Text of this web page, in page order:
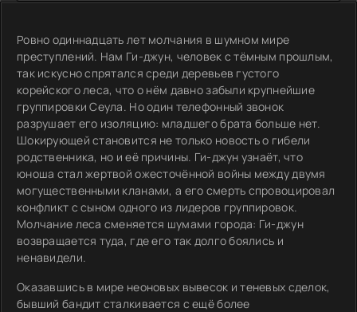
Ровно одиннадцать лет молчания в шумном мире
преступлений. Нам Ги-джун, человек с тёмным прошлым,
так искусно спрятался среди деревьев густого
корейского леса, что о нём давно забыли крупнейшие
группировки Сеула. Но один телефонный звонок
разрушает его изоляцию: младшего брата больше нет.
Шокирующей становится не только новость о гибели
родственника, но и её причины. Ги-джун узнаёт, что
юноша стал жертвой ожесточённой войны между двумя
могущественными кланами, а его смерть спровоцировал
конфликт с сыном одного из лидеров группировок.
Молчание леса сменяется шумами города: Ги-джун
возвращается туда, где его так долго боялись и
ненавидели.
Оказавшись в мире неоновых вывесок и теневых сделок,
бывший бандит сталкивается с ещё более